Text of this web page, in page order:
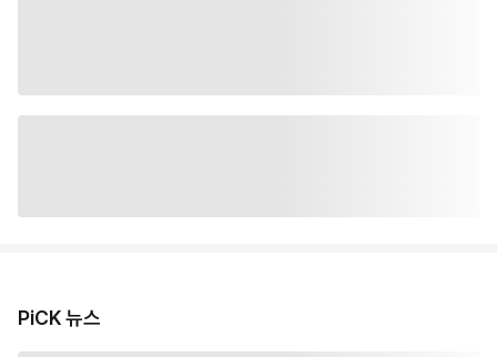
PiCK 뉴스